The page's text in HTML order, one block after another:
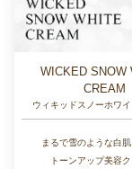
WICKED SNOW
CREAM
ウィキッドスノーホワ
まるで雪のような白
トーンアップ美容